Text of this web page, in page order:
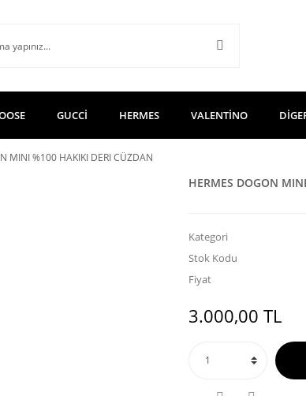
GUCCİ HERMES VALENTİNO
MINI %100 HAKIKI DERI CÜZDAN
HERMES DOGON
Kategori
Stok Kodu
Fiyat
3.000,00 TL